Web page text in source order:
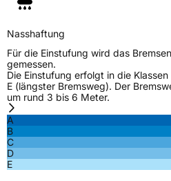
Rollgeräusch (Klasse) B
Rollgeräusch (dB)71
Fahrzeugklasse
3PMSF / Schneeflockensymbol /
EPREL ID2043735
Nasshaftung
Für die Einstufung wird das
gemessen.
Die Einstufung erfolgt in die
E (längster Bremsweg). Der
um rund 3 bis 6 Meter.
A
B
C
D
E